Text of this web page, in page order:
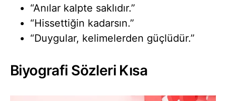
“Anılar kalpte saklıdır.”
“Hissettiğin kadarsın.”
“Duygular, kelimelerden güçlüdür.”
Biyografi Sözleri Kısa